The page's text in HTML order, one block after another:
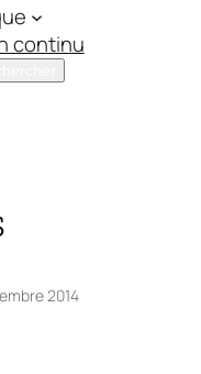
continu
2014